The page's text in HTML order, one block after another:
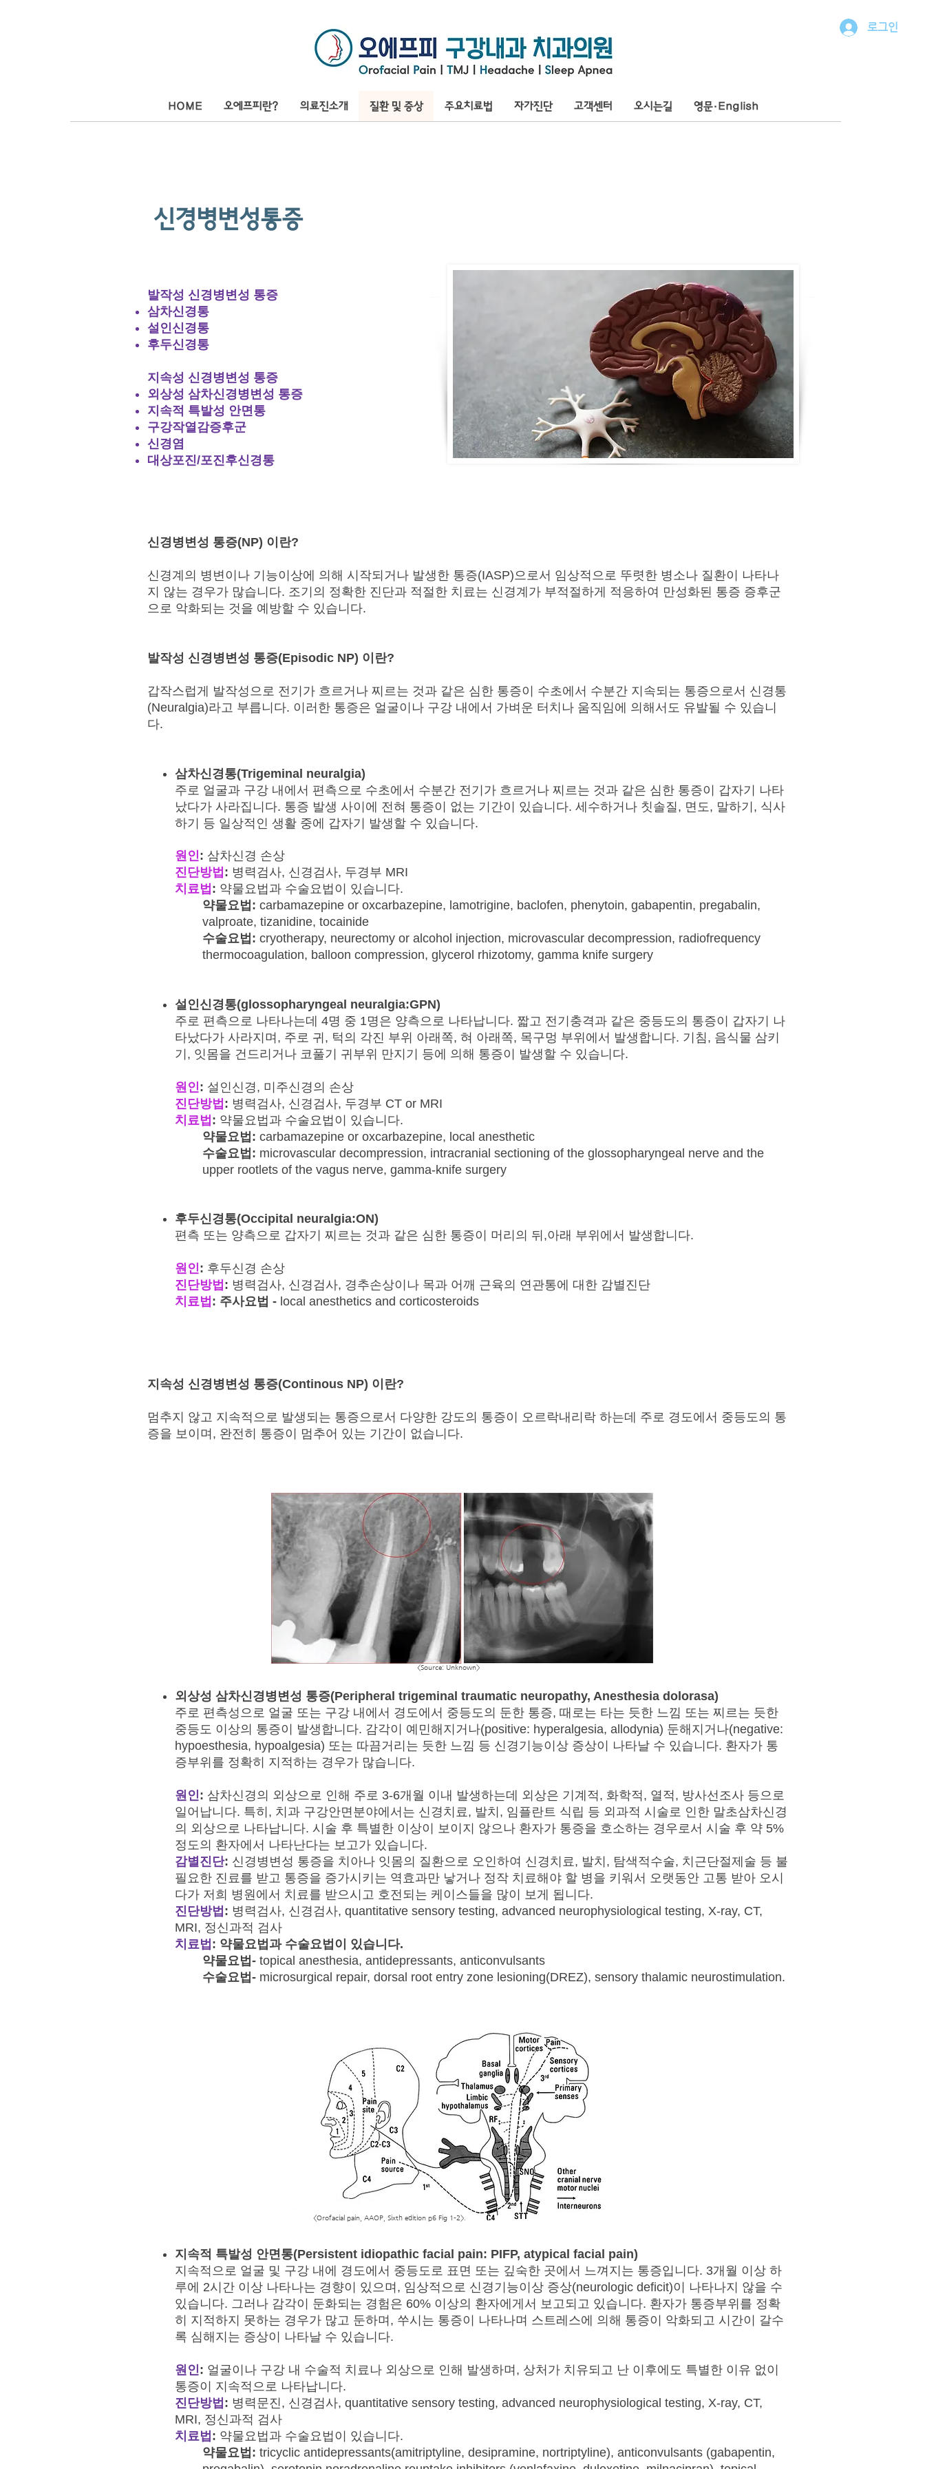
로그인
HOME 오에프피란? 의료진소개 질환 및 증상 주요치료법 자가진단 고객센터 오시는길 영문·English
신경병변성통증
발작성 신경병변성 통증
삼차신경통
설인신경통
후두신경통
지속성 신경병변성 통증
외상성 삼차신경병변성 통증
지속적 특발성 안면통
구강작열감증후군
신경염
대상포진/포진후신경통
신경병변성 통증(NP) 이란?
신경계의 병변이나 기능이상에 의해 시작되거나 발생한 통증(IASP)으로서 임상적으로 뚜렷한 병소나 질환이 나타나
지 않는 경우가 많습니다. 조기의 정확한 진단과 적절한 치료는 신경계가 부적절하게 적응하여 만성화된 통증 증후군
으로 악화되는 것을 예방할 수 있습니다.
발작성 신경병변성 통증(Episodic NP) 이란?
갑작스럽게 발작성으로 전기가 흐르거나 찌르는 것과 같은 심한 통증이 수초에서 수분간 지속되는 통증으로서 신경통
(Neuralgia)라고 부릅니다. 이러한 통증은 얼굴이나 구강 내에서 가벼운 터치나 움직임에 의해서도 유발될 수 있습니
다.
삼차신경통(Trigeminal neuralgia)
주로 얼굴과 구강 내에서 편측으로 수초에서 수분간 전기가 흐르거나 찌르는 것과 같은 심한 통증이 갑자기 나타
났다가 사라집니다. 통증 발생 사이에 전혀 통증이 없는 기간이 있습니다. 세수하거나 칫솔질, 면도, 말하기, 식사
하기 등 일상적인 생활 중에 갑자기 발생할 수 있습니다.
원인: 삼차신경 손상
진단방법 : 병력검사, 신경검사, 두경부 MRI
치료법 : 약물요법과 수술요법이 있습니다.
약물요법: carbamazepine or oxcarbazepine, lamotrigine, baclofen, phenytoin, gabapentin, pregabalin,
valproate, tizanidine, tocainide
수술요법: cryotherapy, neurectomy or alcohol injection, microvascular decompression, radiofrequency
thermocoagulation, balloon compression, glycerol rhizotomy, gamma knife surgery
설인신경통(glossopharyngeal neuralgia:GPN)
주로 편측으로 나타나는데 4명 중 1명은 양측으로 나타납니다. 짧고 전기충격과 같은 중등도의 통증이 갑자기 나
타났다가 사라지며, 주로 귀, 턱의 각진 부위 아래쪽, 혀 아래쪽, 목구멍 부위에서 발생합니다. 기침, 음식물 삼키
기, 잇몸을 건드리거나 코풀기 귀부위 만지기 등에 의해 통증이 발생할 수 있습니다.
원인: 설인신경, 미주신경의 손상
진단방법 : 병력검사, 신경검사, 두경부 CT or MRI
치료법 : 약물요법과 수술요법이 있습니다.
약물요법: carbamazepine or oxcarbazepine, local anesthetic
수술요법: microvascular decompression, intracranial sectioning of the glossopharyngeal nerve and the
upper rootlets of the vagus nerve, gamma-knife surgery
후두신경통(Occipital neuralgia:ON)
편측 또는 양측으로 갑자기 찌르는 것과 같은 심한 통증이 머리의 뒤,아래 부위에서 발생합니다.
원인: 후두신경 손상
진단방법 : 병력검사, 신경검사, 경추손상이나 목과 어깨 근육의 연관통에 대한 감별진단
치료법 : 주사요법 - local anesthetics and corticosteroids
지속성 신경병변성 통증(Continous NP) 이란?
멈추지 않고 지속적으로 발생되는 통증으로서 다양한 강도의 통증이 오르락내리락 하는데 주로 경도에서 중등도의 통
증을 보이며, 완전히 통증이 멈추어 있는 기간이 없습니다.
<Source: Unknown>
외상성 삼차신경병변성 통증(Peripheral trigeminal traumatic neuropathy, Anesthesia dolorasa)
주로 편측성으로 얼굴 또는 구강 내에서 경도에서 중등도의 둔한 통증, 때로는 타는 듯한 느낌 또는 찌르는 듯한
중등도 이상의 통증이 발생합니다. 감각이 예민해지거나(positive: hyperalgesia, allodynia) 둔해지거나(negative:
hypoesthesia, hypoalgesia) 또는 따끔거리는 듯한 느낌 등 신경기능이상 증상이 나타날 수 있습니다. 환자가 통
증부위를 정확히 지적하는 경우가 많습니다.
원인: 삼차신경의 외상으로 인해 주로 3-6개월 이내 발생하는데 외상은 기계적, 화학적, 열적, 방사선조사 등으로
일어납니다. 특히, 치과 구강안면분야에서는 신경치료, 발치, 임플란트 식립 등 외과적 시술로 인한 말초삼차신경
의 외상으로 나타납니다. 시술 후 특별한 이상이 보이지 않으나 환자가 통증을 호소하는 경우로서 시술 후 약 5%
정도의 환자에서 나타난다는 보고가 있습니다.
감별진단: 신경병변성 통증을 치아나 잇몸의 질환으로 오인하여 신경치료, 발치, 탐색적수술, 치근단절제술 등 불
필요한 진료를 받고 통증을 증가시키는 역효과만 낳거나 정작 치료해야 할 병을 키워서 오랫동안 고통 받아 오시
다가 저희 병원에서 치료를 받으시고 호전되는 케이스들을 많이 보게 됩니다.
진단방법 : 병력검사, 신경검사, quantitative sensory testing, advanced neurophysiological testing, X-ray, CT,
MRI, 정신과적 검사
치료법 : 약물요법과 수술요법이 있습니다.
약물요법- topical anesthesia, antidepressants, anticonvulsants
수술요법- microsurgical repair, dorsal root entry zone lesioning(DREZ), sensory thalamic neurostimulation.
<Orofacial pain, AAOP, Sixth edition p6 Fig 1-2>.
지속적 특발성 안면통(Persistent idiopathic facial pain: PIFP, atypical facial pain)
지속적으로 얼굴 및 구강 내에 경도에서 중등도로 표면 또는 깊숙한 곳에서 느껴지는 통증입니다. 3개월 이상 하
루에 2시간 이상 나타나는 경향이 있으며, 임상적으로 신경기능이상 증상(neurologic deficit)이 나타나지 않을 수
있습니다. 그러나 감각이 둔화되는 경험은 60% 이상의 환자에게서 보고되고 있습니다. 환자가 통증부위를 정확
히 지적하지 못하는 경우가 많고 둔하며, 쑤시는 통증이 나타나며 스트레스에 의해 통증이 악화되고 시간이 갈수
록 심해지는 증상이 나타날 수 있습니다.
원인: 얼굴이나 구강 내 수술적 치료나 외상으로 인해 발생하며, 상처가 치유되고 난 이후에도 특별한 이유 없이
통증이 지속적으로 나타납니다.
진단방법 : 병력문진, 신경검사, quantitative sensory testing, advanced neurophysiological testing, X-ray, CT,
MRI, 정신과적 검사
치료법 : 약물요법과 수술요법이 있습니다.
약물요법: tricyclic antidepressants(amitriptyline, desipramine, nortriptyline), anticonvulsants (gabapentin,